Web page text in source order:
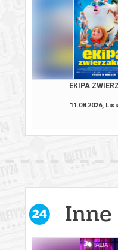
EKIPA
11.08.2026,